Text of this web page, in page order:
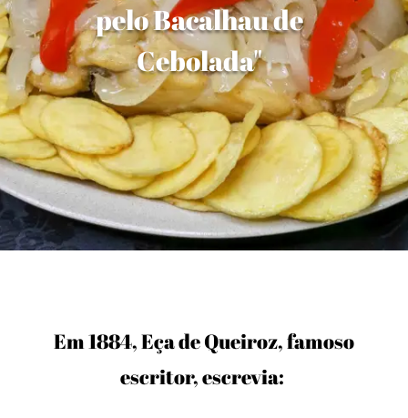
pelo Bacalhau de
Cebolada"
Em 1884, Eça de Queiroz, famoso
escritor, escrevia: